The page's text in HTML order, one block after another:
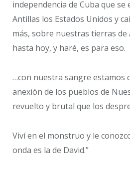
independencia de Cuba que
Antillas los Estados Unidos y
más, sobre nuestras tierras de
hasta hoy, y haré, es para eso.
…con nuestra sangre estamos
anexión de los pueblos de
revuelto y brutal que los
Viví en el monstruo y le
onda es la de David.”